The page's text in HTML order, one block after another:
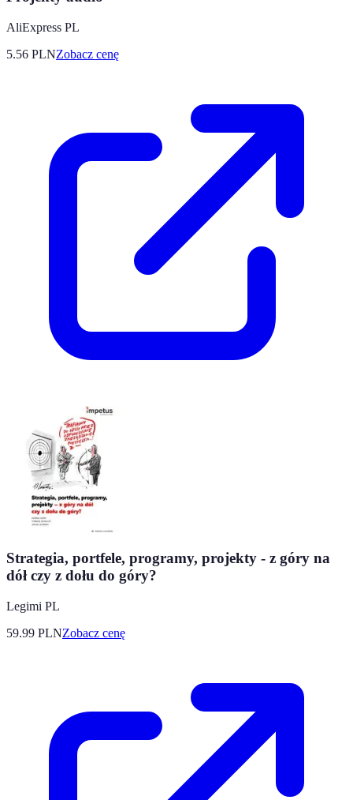
AliExpress PL
5.56 PLNZobacz cenę
Strategia, portfele, programy, projekty - z góry na
dół czy z dołu do góry?
Legimi PL
59.99 PLNZobacz cenę